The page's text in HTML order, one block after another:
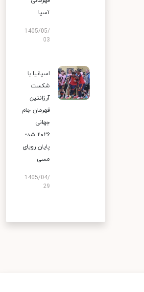
آسیا
1405/05/
03
اسپانیا با
شکست
آرژانتین
قهرمان جام
جهانی
۲۰۲۶ شد؛
پایان رویای
مسی
1405/04/
29